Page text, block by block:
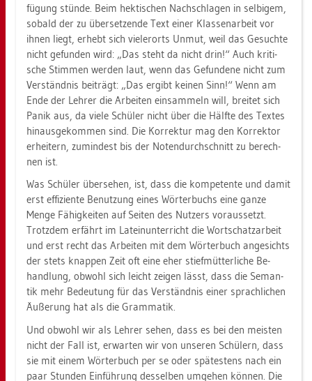
fü­gung stün­de. Beim hek­ti­schen Nach­schla­gen in sel­bi­gem,
so­bald der zu über­set­zen­de Text einer Klas­sen­ar­beit vor
ihnen liegt, er­hebt sich vie­ler­orts Unmut, weil das Ge­such­te
nicht ge­fun­den wird: „Das steht da nicht drin!“ Auch kri­ti­
sche Stim­men wer­den laut, wenn das Ge­fun­de­ne nicht zum
Ver­ständ­nis bei­trägt: „Das er­gibt kei­nen Sinn!“ Wenn am
Ende der Leh­rer die Ar­bei­ten ein­sam­meln will, brei­tet sich
Panik aus, da viele Schü­ler nicht über die Hälf­te des Tex­tes
hin­aus­ge­kom­men sind. Die Kor­rek­tur mag den Kor­rek­tor
er­hei­tern, zu­min­dest bis der No­ten­durch­schnitt zu be­rech­
nen ist.
Was Schü­ler über­se­hen, ist, dass die kom­pe­ten­te und damit
erst ef­fi­zi­en­te Be­nut­zung eines Wör­ter­buchs eine ganze
Menge Fä­hig­kei­ten auf Sei­ten des Nut­zers vor­aus­setzt.
Trotz­dem er­fährt im La­tein­un­ter­richt die Wort­schatz­ar­beit
und erst recht das Ar­bei­ten mit dem Wör­ter­buch an­ge­sichts
der stets knap­pen Zeit oft eine eher stief­müt­ter­li­che Be­
hand­lung, ob­wohl sich leicht zei­gen lässt, dass die Se­man­
tik mehr Be­deu­tung für das Ver­ständ­nis einer sprach­li­chen
Äu­ße­rung hat als die Gram­ma­tik.
Und ob­wohl wir als Leh­rer sehen, dass es bei den meis­ten
nicht der Fall ist, er­war­ten wir von un­se­ren Schü­lern, dass
sie mit einem Wör­ter­buch per se oder spä­tes­tens nach ein
paar Stun­den Ein­füh­rung des­sel­ben um­ge­hen kön­nen. Die